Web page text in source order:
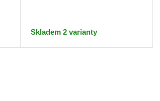
Skladem 2 varianty